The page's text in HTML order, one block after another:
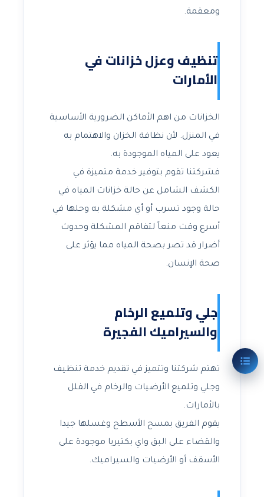
ومعقمة.
تنظيف وعزل خزانات في
الأمارات
الخزانات من اهم الأماكن الضرورية الأساسية
في المنزل. لأن نظافة الخزان والاهتمام به
يعود على المياه الموجودة به.
فشركتنا تقوم بتوفير خدمة متميزة في
الكشف الشامل عن حالة خزانات المياه في
حالة وجود تسرب أو أي مشكلة به وحلها في
أسرع وقت منعاً لتفاقم المشكلة وحدوث
أضرار قد تصر بصحة المياه مما يؤثر على
صحة الإنسان.
جلي وتلميع الرخام
والسيراميك الفجيرة
تهتم شركتنا وتتميز في تقديم خدمة تنظيف
وجلي وتلميع الأرضيات والرخام في الفلل
بالأمارات.
يقوم الفريق بمسح الأسطح وغسلها جيدا
والقضاء على البق واي بكتيريا موجودة على
الأسقف أو الأرضيات والسيراميك.